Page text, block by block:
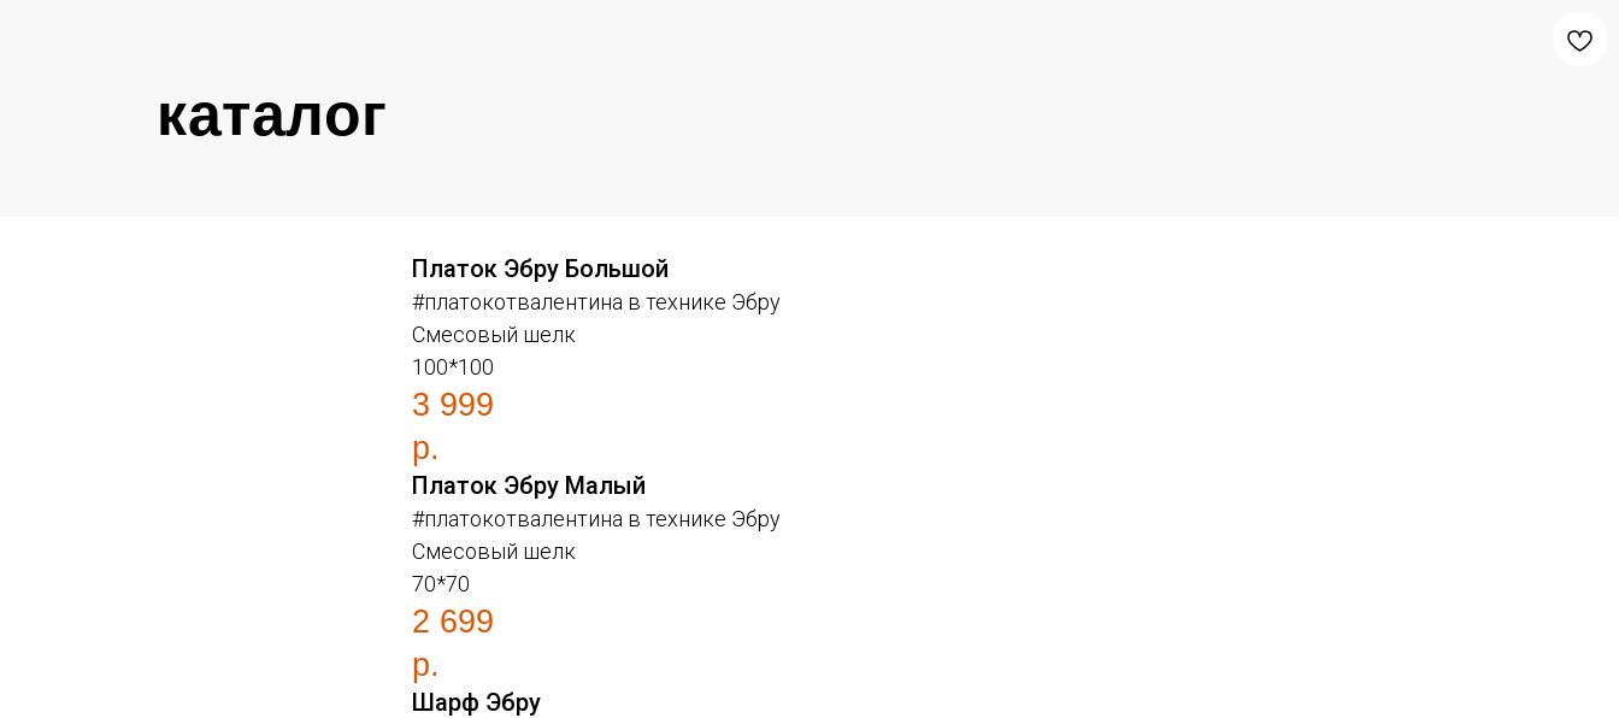
каталог
Платок Эбру Большой
#платокотвалентина в технике Эбру
Смесовый шелк
100*100
3 999
р.
Платок Эбру Малый
#платокотвалентина в технике Эбру
Смесовый шелк
70*70
2 699
р.
Шарф Эбру